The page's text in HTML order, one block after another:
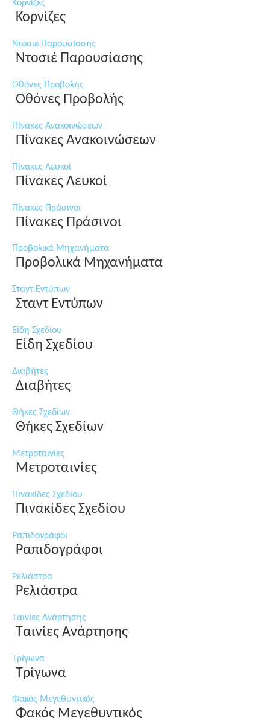
Κορνίζες
Κορνίζες
Ντοσιέ Παρουσίασης
Ντοσιέ Παρουσίασης
Οθόνες Προβολής
Οθόνες Προβολής
Πίνακες Ανακοινώσεων
Πίνακες Ανακοινώσεων
Πίνακες Λευκοί
Πίνακες Λευκοί
Πίνακες Πράσινοι
Πίνακες Πράσινοι
Προβολικά Μηχανήματα
Προβολικά Μηχανήματα
Σταντ Εντύπων
Σταντ Εντύπων
Είδη Σχεδίου
Είδη Σχεδίου
Διαβήτες
Διαβήτες
Θήκες Σχεδίων
Θήκες Σχεδίων
Μετροταινίες
Μετροταινίες
Πινακίδες Σχεδίου
Πινακίδες Σχεδίου
Ραπιδογράφοι
Ραπιδογράφοι
Ρελιάστρα
Ρελιάστρα
Ταινίες Ανάρτησης
Ταινίες Ανάρτησης
Τρίγωνα
Τρίγωνα
Φακός Μεγεθυντικός
Φακός Μεγεθυντικός